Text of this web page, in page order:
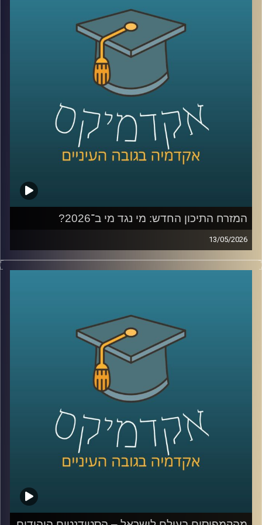
בינה מלאכותית כבר לא נמצאת רק במעבדות או במחקרים, היא
נכנסת אל תוך חדרי הטיפול, אל תוך רגעים של חוסר ודאות,
ולעיתים גם אל תוך ההחלטות הכי קריטיות שיש.
האם זה הופך את הרפואה למדויקת יותר, או דווקא משנה את
האופן שבו רופאים חושבים, שוקלים ומחליטים?
כדי להבין איך השינוי הזה נראה מבפנים, דווקא באחד
התחומים הכי רגישים ומורכבים ברפואה, עולם הלידות, נמצאת
איתנו היום פרופ’ אסנת ולפיש, מנהלת בית החולים לנשים
בבילינסון ומשנה לדיקן בית הספר לרפואה באוניברסיטת
שנמצאת בחזית של שילוב טכנולוגיות מתקדמות ברפואה לצד
עבודה קלינית יומיומית בקבלת החלטות בזמן אמת.
קרדיט תמונות:AudioVersity
המזרח התיכון החדש: מי נגד מי ב־2026?
13/05/2026
לפני כמה שנים, רוב האנשים עוד הצליחו להבין פחות או יותר
מי נגד מי במזרח התיכון.
החות’ים, רוסיה, הסכמים, איומים, מלחמה רב־זירתית… ובין כל
הכותרות, הרבה אנשים פשוט איבדו את התמונה הגדולה.
אז בפרק הזה רצינו לעצור רגע ולעשות סדר.
להבין מה באמת קורה באזור שלנו, מה השתנה מאז השבעה
באוקטובר, ואיך נראית היום המפה האסטרטגית של המזרח
איתנו היום ד”ר שי הר-צבי, מרצה וחוקר בכיר במכון למדיניות
ואסטרטגיה ב־אוניברסיטת רייכמן, ולשעבר מנכ”ל בפועל של
המשרד לנושאים אסטרטגיים וראש זירה בחטיבת המחקר
וביחד ננסה להבין: האם איראן באמת מתקרבת לנשק גרעיני,
מה מצבו האמיתי של חיזבאללה, האם חמאס עדיין שולט בעזה,